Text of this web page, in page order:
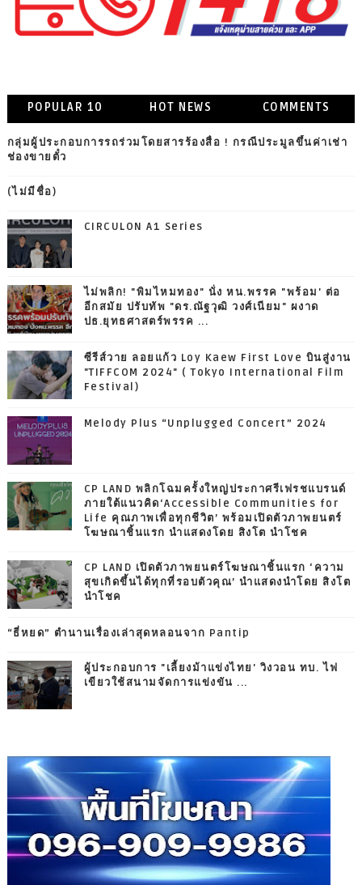
POPULAR 10 HOT NEWS COMMENTS
กลุ่มผู้ประกอบการรถร่วมโดยสารร้องสื่อ ! กรณีประมูลขึ้นค่าเช่า
ช่องขายตั๋ว
(ไม่มีชื่อ)
CIRCULON A1 Series
ไม่พลิก! "พิมไหมทอง" นั่ง หน.พรรค "พร้อม' ต่อ
อีกสมัย ปรับทัพ "ดร.ณัฐวุฒิ วงศ์เนียม" ผงาด
ปธ.ยุทธศาสตร์พรรค ...
ซีรีส์วาย ลอยแก้ว Loy Kaew First Love บินสู่งาน
"TIFFCOM 2024" ( Tokyo International Film
Festival)
Melody Plus “Unplugged Concert” 2024
CP LAND พลิกโฉมครั้งใหญ่ประกาศรีเฟรชแบรนด์
ภายใต้แนวคิด‘Accessible Communities for
Life คุณภาพเพื่อทุกชีวิต’ พร้อมเปิดตัวภาพยนตร์
โฆษณาชิ้นแรก นำแสดงโดย สิงโต นำโชค
CP LAND เปิดตัวภาพยนตร์โฆษณาชิ้นแรก ‘ความ
สุขเกิดขึ้นได้ทุกที่รอบตัวคุณ’ นำแสดงนำโดย สิงโต
นำโชค
“ธี่หยด” ตำนานเรื่องเล่าสุดหลอนจาก Pantip
ผู้ประกอบการ "เลี้ยงม้าแข่งไทย' วิงวอน ทบ. ไฟ
เขียวใช้สนามจัดการแข่งขัน ...